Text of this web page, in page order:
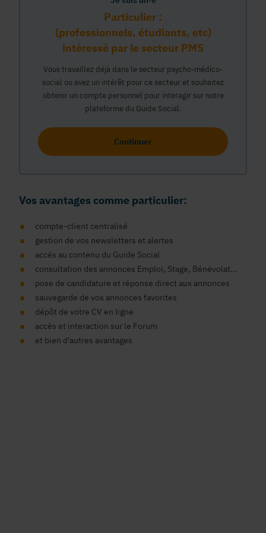
Particulier :
(professionnels, étudiants, etc)
intéressé par le secteur PMS
Vous travaillez déjà dans le secteur psycho-médico-
social ou avez un intérêt pour ce secteur et souhaitez
obtenir un compte personnel pour interagir sur notre
plateforme du Guide Social.
Continuer
Vos avantages comme particulier:
compte-client centralisé
gestion de vos newsletters et alertes
accés au contenu du Guide Social
consultation des annonces Emploi, Stage, Bénévolat...
pose de candidature et réponse direct aux annonces
sauvegarde de vos annonces favorites
dépôt de votre CV en ligne
accès et interaction sur le Forum
et bien d'autres avantages